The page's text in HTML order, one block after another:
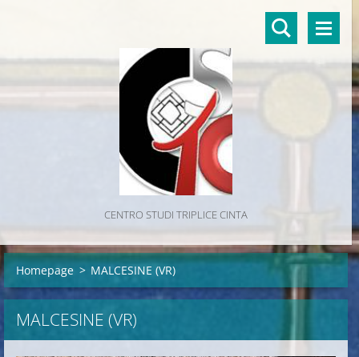
CENTRO STUDI TRIPLICE CINTA
Homepage > MALCESINE (VR)
MALCESINE (VR)